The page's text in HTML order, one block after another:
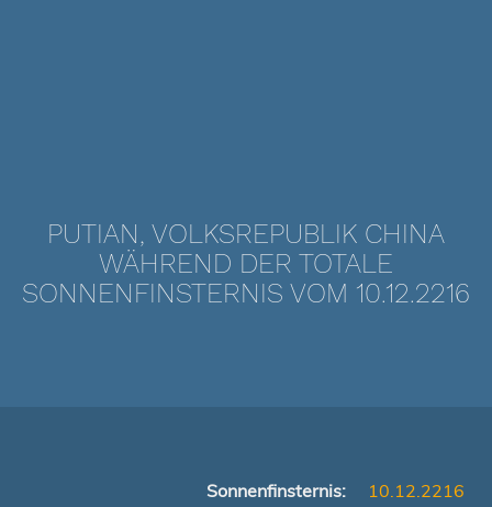
PUTIAN, VOLKSREPUBLIK CHINA
WÄHREND DER TOTALE
SONNENFINSTERNIS VOM 10.12.2216
Sonnenfinsternis:
10.12.2216